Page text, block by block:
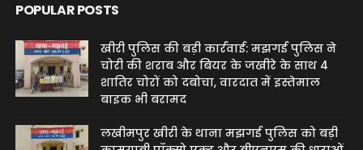
POPULAR POSTS
खीरी पुलिस की बड़ी कार्रवाई: मझगई पुलिस ने
चोरी की शराब और बियर के जखीरे के साथ 4
शातिर चोरों को दबोचा, वारदात में इस्तेमाल
बाइक भी बरामद
लखीमपुर खीरी के थाना मझगई पुलिस को बड़ी